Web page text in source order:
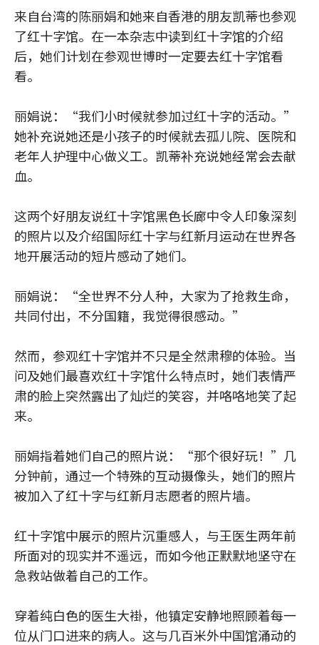
来自台湾的陈丽娟和她来自香港的朋友凯蒂也参观
了红十字馆。在一本杂志中读到红十字馆的介绍
后，她们计划在参观世博时一定要去红十字馆看
看。
丽娟说：“我们小时候就参加过红十字的活动。”
她补充说她还是小孩子的时候就去孤儿院、医院和
老年人护理中心做义工。凯蒂补充说她经常会去献
血。
这两个好朋友说红十字馆黑色长廊中令人印象深刻
的照片以及介绍国际红十字与红新月运动在世界各
地开展活动的短片感动了她们。
丽娟说：“全世界不分人种，大家为了抢救生命，
共同付出，不分国籍，我觉得很感动。”
然而，参观红十字馆并不只是全然肃穆的体验。当
问及她们最喜欢红十字馆什么特点时，她们表情严
肃的脸上突然露出了灿烂的笑容，并咯咯地笑了起
来。
丽娟指着她们自己的照片说：“那个很好玩！”几
分钟前，通过一个特殊的互动摄像头，她们的照片
被加入了红十字与红新月志愿者的照片墙。
红十字馆中展示的照片沉重感人，与王医生两年前
所面对的现实并不遥远，而如今他正默默地坚守在
急救站做着自己的工作。
穿着纯白色的医生大褂，他镇定安静地照顾着每一
位从门口进来的病人。这与几百米外中国馆涌动的